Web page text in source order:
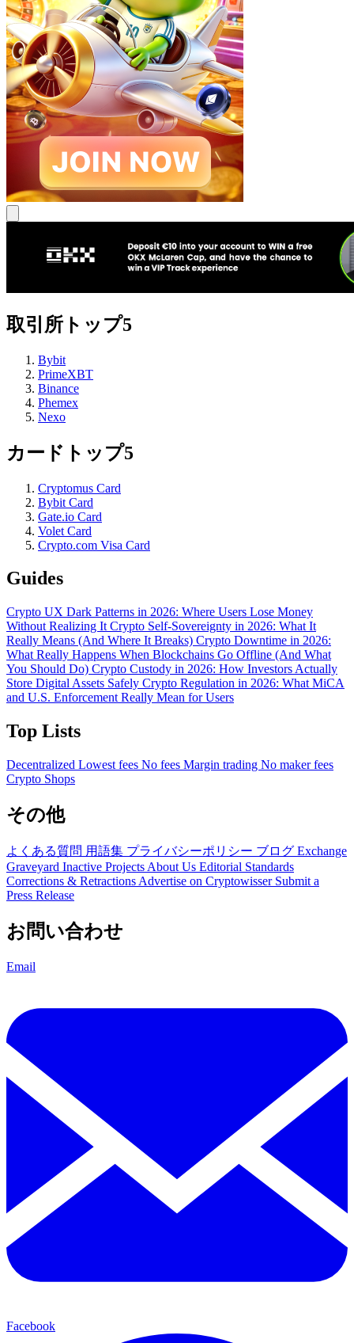
取引所トップ5
Bybit
PrimeXBT
Binance
Phemex
Nexo
カードトップ5
Cryptomus Card
Bybit Card
Gate.io Card
Volet Card
Crypto.com Visa Card
Guides
Crypto UX Dark Patterns in 2026: Where Users Lose Money
Without Realizing It Crypto Self-Sovereignty in 2026: What It
Really Means (And Where It Breaks) Crypto Downtime in 2026:
What Really Happens When Blockchains Go Offline (And What
You Should Do) Crypto Custody in 2026: How Investors Actually
Store Digital Assets Safely Crypto Regulation in 2026: What MiCA
and U.S. Enforcement Really Mean for Users
Top Lists
Decentralized Lowest fees No fees Margin trading No maker fees
Crypto Shops
その他
よくある質問 用語集 プライバシーポリシー ブログ Exchange
Graveyard Inactive Projects About Us Editorial Standards
Corrections & Retractions Advertise on Cryptowisser Submit a
Press Release
お問い合わせ
Email
Facebook